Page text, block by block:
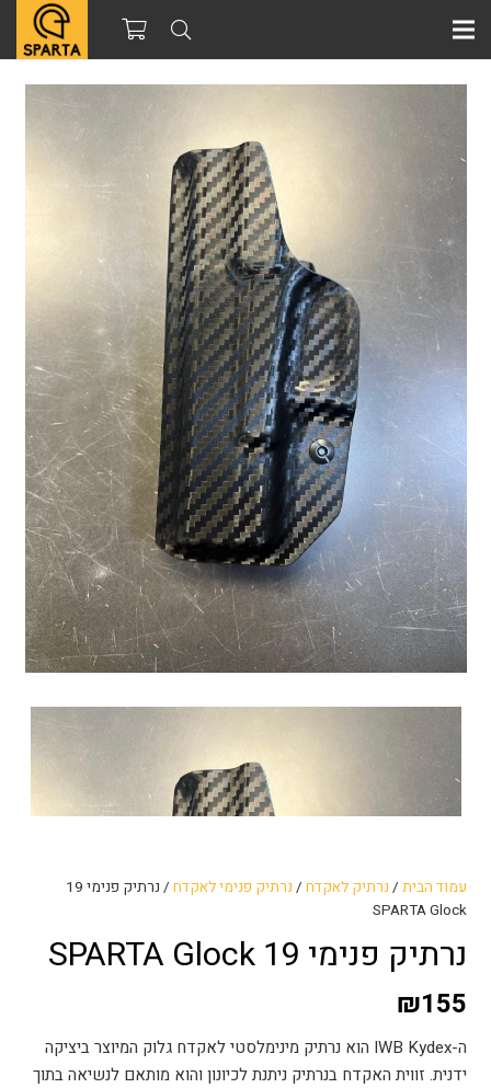
עמוד הבית / נרתיק לאקדח / נרתיק פנימי לאקדח
/ נרתיק פנימי 19
SPARTA Glock
נרתיק פנימי 19 SPARTA Glock
₪155
ה-IWB Kydex הוא נרתיק מינימלסטי לאקדח גלוק המיוצר ביציקה
ידנית. זווית האקדח בנרתיק ניתנת לכיונון והוא מותאם לנשיאה בתוך